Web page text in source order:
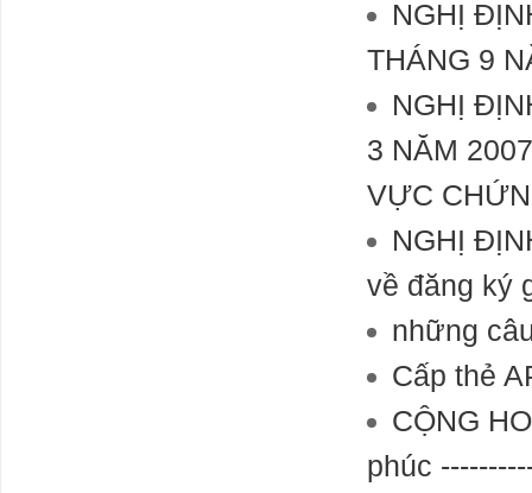
NGHỊ
THÁNG 9
NGHỊ
3 NĂM
VỰC
NGHỊ
về đăng ký
những
Cấp thẻ
CỘNG
phúc